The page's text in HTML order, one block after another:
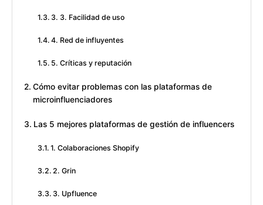
3. 3. Facilidad de uso
4. Red de influyentes
5. Críticas y reputación
Cómo evitar problemas con las plataformas de
microinfluenciadores
Las 5 mejores plataformas de gestión de influencers
1. Colaboraciones Shopify
2. Grin
3. Upfluence